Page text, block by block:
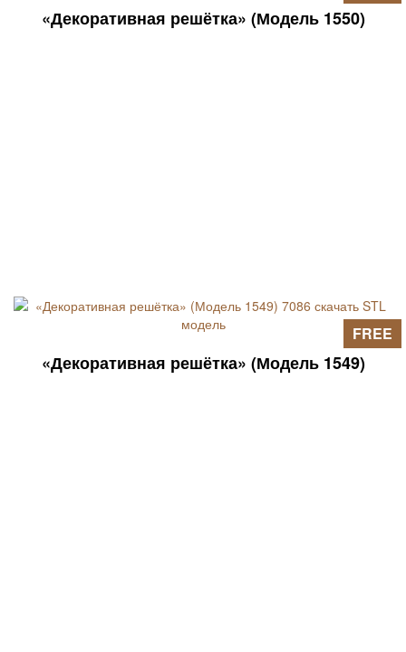
«Декоративная решётка» (Модель 1550)
«Декоративная решётка» (Модель 1549)
FREE